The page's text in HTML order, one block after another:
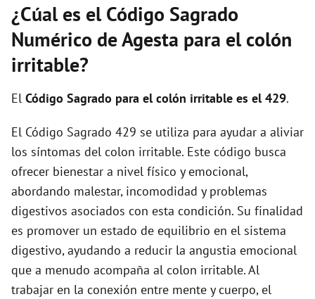
V
e
o
¿Cúal es el Código Sagrado
Numérico de Agesta para el colón
irritable?
El Código Sagrado para el colón irritable es el 429.
El Código Sagrado 429 se utiliza para ayudar a aliviar
los síntomas del colon irritable. Este código busca
ofrecer bienestar a nivel físico y emocional,
abordando malestar, incomodidad y problemas
digestivos asociados con esta condición. Su finalidad
es promover un estado de equilibrio en el sistema
digestivo, ayudando a reducir la angustia emocional
que a menudo acompaña al colon irritable. Al
trabajar en la conexión entre mente y cuerpo, el